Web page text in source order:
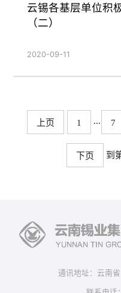
云锡各基层单位积
（二）
2020-09-11
上页 1 ... 7
下页 到
通讯地址：云南